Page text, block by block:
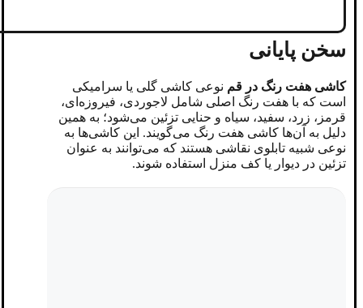
سخن پایانی
کاشی هفت رنگ در قم نوعی کاشی گلی یا سرامیکی
است که با هفت رنگ اصلی شامل لاجوردی، فیروزه‌ای،
قرمز، زرد، سفید، سیاه و حنایی تزئین می‌شود؛ به همین
دلیل به آن‌ها کاشی هفت رنگ می‌گویند. این کاشی‌ها به
نوعی شبیه تابلوی نقاشی هستند که می‌توانند به عنوان
تزئین در دیوار یا کف منزل استفاده شوند.